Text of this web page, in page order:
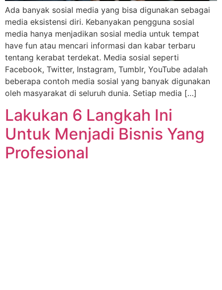
Ada banyak sosial media yang bisa digunakan sebagai
media eksistensi diri. Kebanyakan pengguna sosial
media hanya menjadikan sosial media untuk tempat
have fun atau mencari informasi dan kabar terbaru
tentang kerabat terdekat. Media sosial seperti
Facebook, Twitter, Instagram, Tumblr, YouTube adalah
beberapa contoh media sosial yang banyak digunakan
oleh masyarakat di seluruh dunia. Setiap media […]
Lakukan 6 Langkah Ini
Untuk Menjadi Bisnis Yang
Profesional